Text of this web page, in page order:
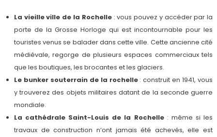
La vieille ville de la Rochelle: vous pouvez y accéder par la
porte de la Grosse Horloge qui est incontournable pour les
touristes venus se balader dans cette ville. Cette ancienne cité
médiévale, regorge de plusieurs espaces commerciaux tels
que les boutiques, les brocantes et les glaciers.
Le bunker souterrain de la rochelle: construit en 1941, vous
y trouverez des objets militaires datant de la seconde guerre
mondiale.
La cathédrale Saint-Louis de la Rochelle: même si les
travaux de construction n’ont jamais été achevés, elle est